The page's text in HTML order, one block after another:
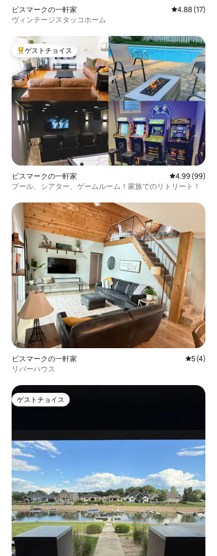
ビスマークの一軒家 レビュー17
4.88 (17)
ヴィンテージスタッコホーム
大好評のゲストチョイスです。
ゲストチョイス
ビスマークの一軒家 レビュー99件
4.99 (99)
プール、シアター、ゲームルーム！家族でのリトリート！
ビスマークの一軒家 レビュー
5 (4)
リバーハウス
ゲストチョイス
ゲストチョイス